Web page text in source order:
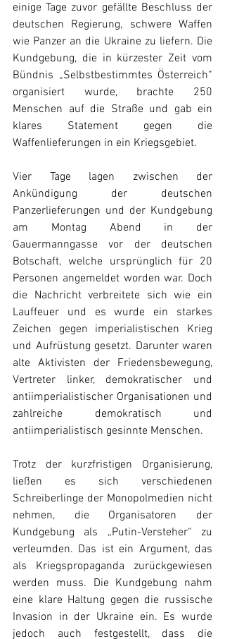
einige Tage zuvor gefällte Beschluss der
deutschen Regierung, schwere Waffen
wie Panzer an die Ukraine zu liefern. Die
Kundgebung, die in kürzester Zeit vom
Bündnis „Selbstbestimmtes Österreich“
organisiert wurde, brachte 250
Menschen auf die Straße und gab ein
klares Statement gegen die
Waffenlieferungen in ein Kriegsgebiet.
Vier Tage lagen zwischen der
Ankündigung der deutschen
Panzerlieferungen und der Kundgebung
am Montag Abend in der
Gauermanngasse vor der deutschen
Botschaft, welche ursprünglich für 20
Personen angemeldet worden war. Doch
die Nachricht verbreitete sich wie ein
Lauffeuer und es wurde ein starkes
Zeichen gegen imperialistischen Krieg
und Aufrüstung gesetzt. Darunter waren
alte Aktivisten der Friedensbewegung,
Vertreter linker, demokratischer und
antiimperialistischer Organisationen und
zahlreiche demokratisch und
antiimperialistisch gesinnte Menschen.
Trotz der kurzfristigen Organisierung,
ließen es sich verschiedenen
Schreiberlinge der Monopolmedien nicht
nehmen, die Organisatoren der
Kundgebung als „Putin-Versteher“ zu
verleumden. Das ist ein Argument, das
als Kriegspropaganda zurückgewiesen
werden muss. Die Kundgebung nahm
eine klare Haltung gegen die russische
Invasion in der Ukraine ein. Es wurde
jedoch auch festgestellt, dass die